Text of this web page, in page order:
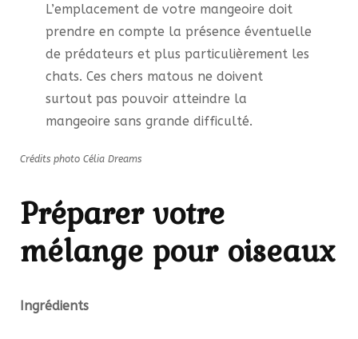
L’emplacement de votre mangeoire doit
prendre en compte la présence éventuelle
de prédateurs et plus particulièrement les
chats. Ces chers matous ne doivent
surtout pas pouvoir atteindre la
mangeoire sans grande difficulté.
Crédits photo Célia Dreams
Préparer votre
mélange pour oiseaux
Ingrédients